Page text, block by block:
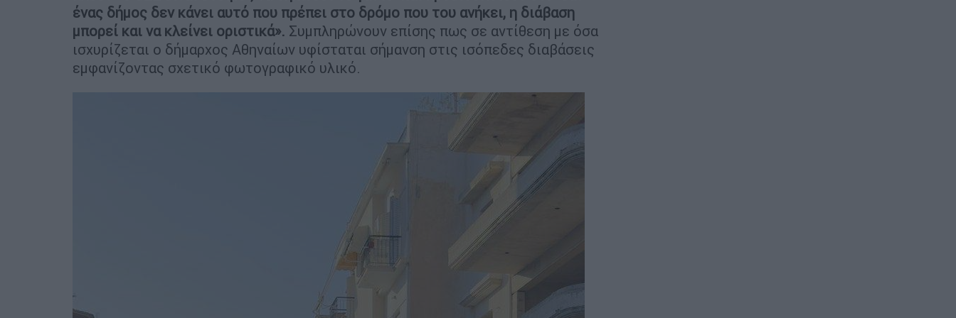
ένας δήμος δεν κάνει αυτό που πρέπει στο δρόμο που του ανήκει, η διάβαση
μπορεί και να κλείνει οριστικά». Συμπληρώνουν επίσης πως σε αντίθεση με όσα
ισχυρίζεται ο δήμαρχος Αθηναίων υφίσταται σήμανση στις ισόπεδες διαβάσεις
εμφανίζοντας σχετικό φωτογραφικό υλικό.